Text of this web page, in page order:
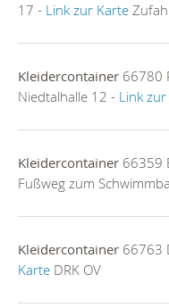
17 - Link zur Karte
Kleidercontainer 66780
Niedtalhalle 12 - Link
Kleidercontainer 66359
Fußweg zum
Kleidercontainer 66763
Karte DRK OV